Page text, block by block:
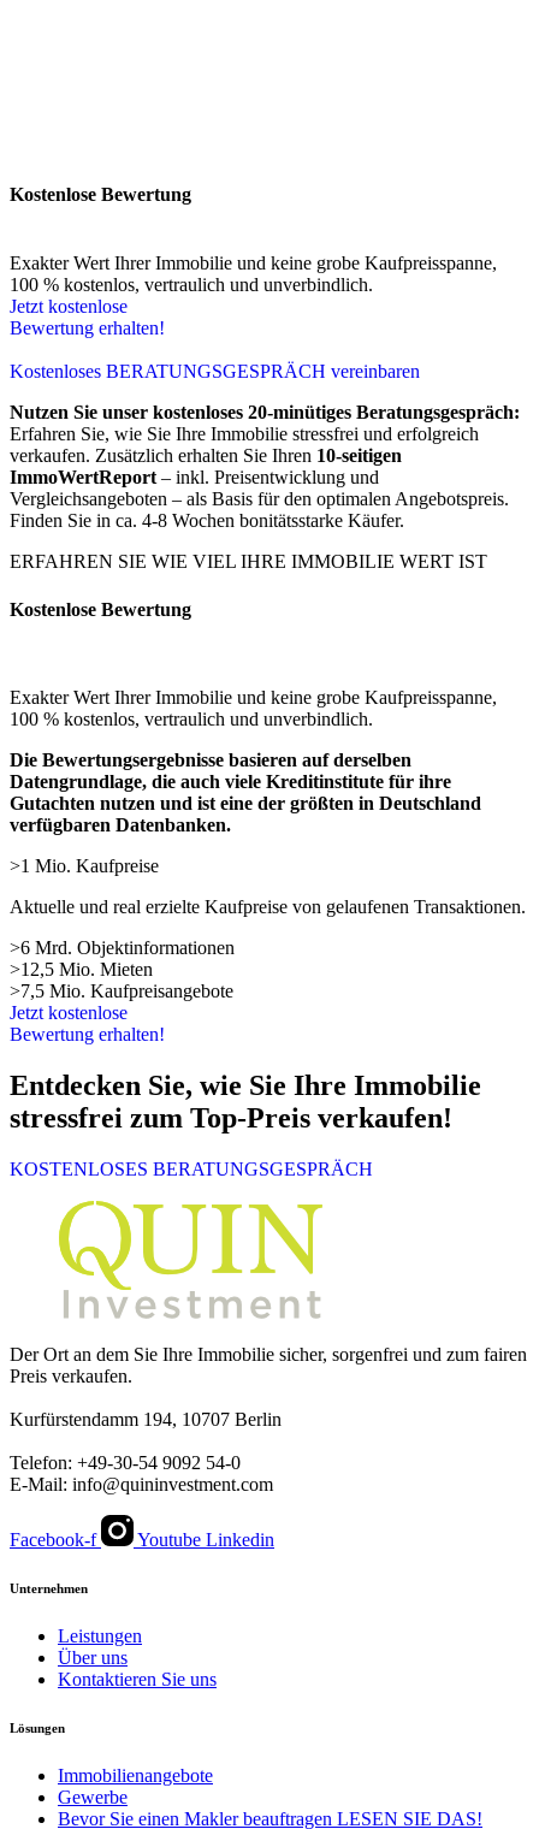
Kostenlose Bewertung
Exakter Wert Ihrer Immobilie und keine grobe Kaufpreisspanne,
100 % kostenlos, vertraulich und unverbindlich.
Jetzt kostenlose
Bewertung erhalten!
Kostenloses BERATUNGSGESPRÄCH vereinbaren
Nutzen Sie unser kostenloses 20-minütiges Beratungsgespräch:
Erfahren Sie, wie Sie Ihre Immobilie stressfrei und erfolgreich
verkaufen. Zusätzlich erhalten Sie Ihren 10-seitigen
ImmoWertReport – inkl. Preisentwicklung und
Vergleichsangeboten – als Basis für den optimalen Angebotspreis.
Finden Sie in ca. 4-8 Wochen bonitätsstarke Käufer.
ERFAHREN SIE WIE VIEL IHRE IMMOBILIE WERT IST
Kostenlose Bewertung
Exakter Wert Ihrer Immobilie und keine grobe Kaufpreisspanne,
100 % kostenlos, vertraulich und unverbindlich.
Die Bewertungsergebnisse basieren auf derselben
Datengrundlage, die auch viele Kreditinstitute für ihre
Gutachten nutzen und ist eine der größten in Deutschland
verfügbaren Datenbanken.
>1 Mio. Kaufpreise
Aktuelle und real erzielte Kaufpreise von gelaufenen Transaktionen.
>6 Mrd. Objektinformationen
>12,5 Mio. Mieten
>7,5 Mio. Kaufpreisangebote
Jetzt kostenlose
Bewertung erhalten!
Entdecken Sie, wie Sie Ihre Immobilie
stressfrei zum Top-Preis verkaufen!
KOSTENLOSES BERATUNGSGESPRÄCH
Der Ort an dem Sie Ihre Immobilie sicher, sorgenfrei und zum fairen
Preis verkaufen.
Kurfürstendamm 194, 10707 Berlin
Telefon: +49-30-54 9092 54-0
E-Mail: info@quininvestment.com
Facebook-f Youtube Linkedin
Unternehmen
Leistungen
Über uns
Kontaktieren Sie uns
Lösungen
Immobilienangebote
Gewerbe
Bevor Sie einen Makler beauftragen LESEN SIE DAS!